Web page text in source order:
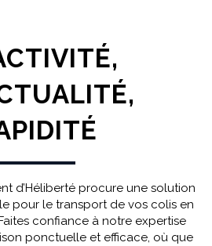
d’Héliberté procure une solution
pour le transport de vos colis en
confiance à notre expertise
ponctuelle et efficace, où que